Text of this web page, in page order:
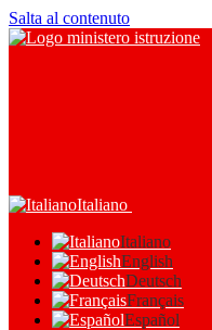
Salta al contenuto
Italiano
Italiano
English
Deutsch
Français
Español